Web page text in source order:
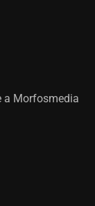
a Morfosmedia